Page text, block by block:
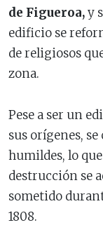
de Figueroa,y
edificio se
de religiosos
zona.
Pese a ser un
sus orígenes,
humildes, lo
destrucción se
sometido
1808.